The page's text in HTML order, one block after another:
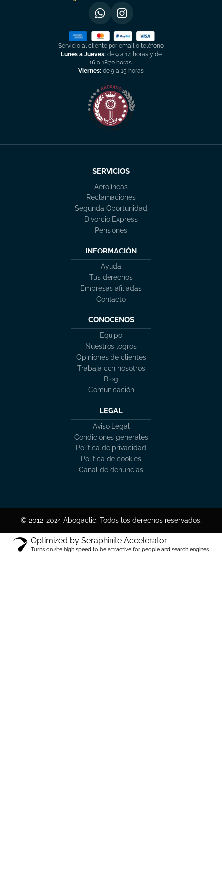
Servicio al cliente por email o teléfono
Lunes a Jueves:de 9 a 14 horas y de
16 a 18:30 horas.
Viernes: de 9 a 15 horas
SERVICIOS
Aerolíneas
Reclamaciones
Segunda Oportunidad
Divorcio Express
Pensiones
INFORMACIÓN
Ayuda
Tus derechos
Empresas afiliadas
Contacto
CONÓCENOS
Equipo
Nuestros logros
Opiniones de clientes
Trabaja con nosotros
Blog
Comunicación
LEGAL
Aviso Legal
Condiciones generales
Política de privacidad
Política de cookies
Canal de denuncias
© 2012-2024 Abogaclic. Todos los derechos reservados.
Optimized by Seraphinite Accelerator
Turns on site high speed to be attractive for people and search engines.